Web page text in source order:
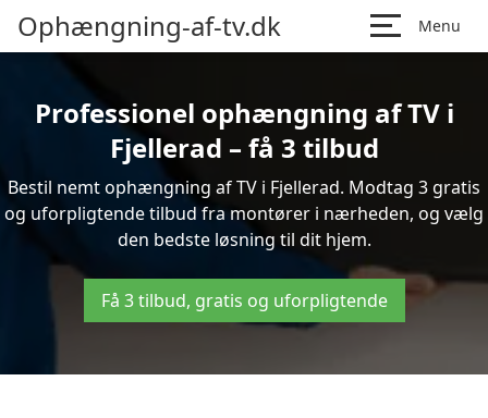
Ophængning-af-tv.dk Menu
Professionel ophængning af TV i
Fjellerad – få 3 tilbud
Bestil nemt ophængning af TV i Fjellerad. Modtag 3 gratis
og uforpligtende tilbud fra montører i nærheden, og vælg
den bedste løsning til dit hjem.
Få 3 tilbud, gratis og uforpligtende